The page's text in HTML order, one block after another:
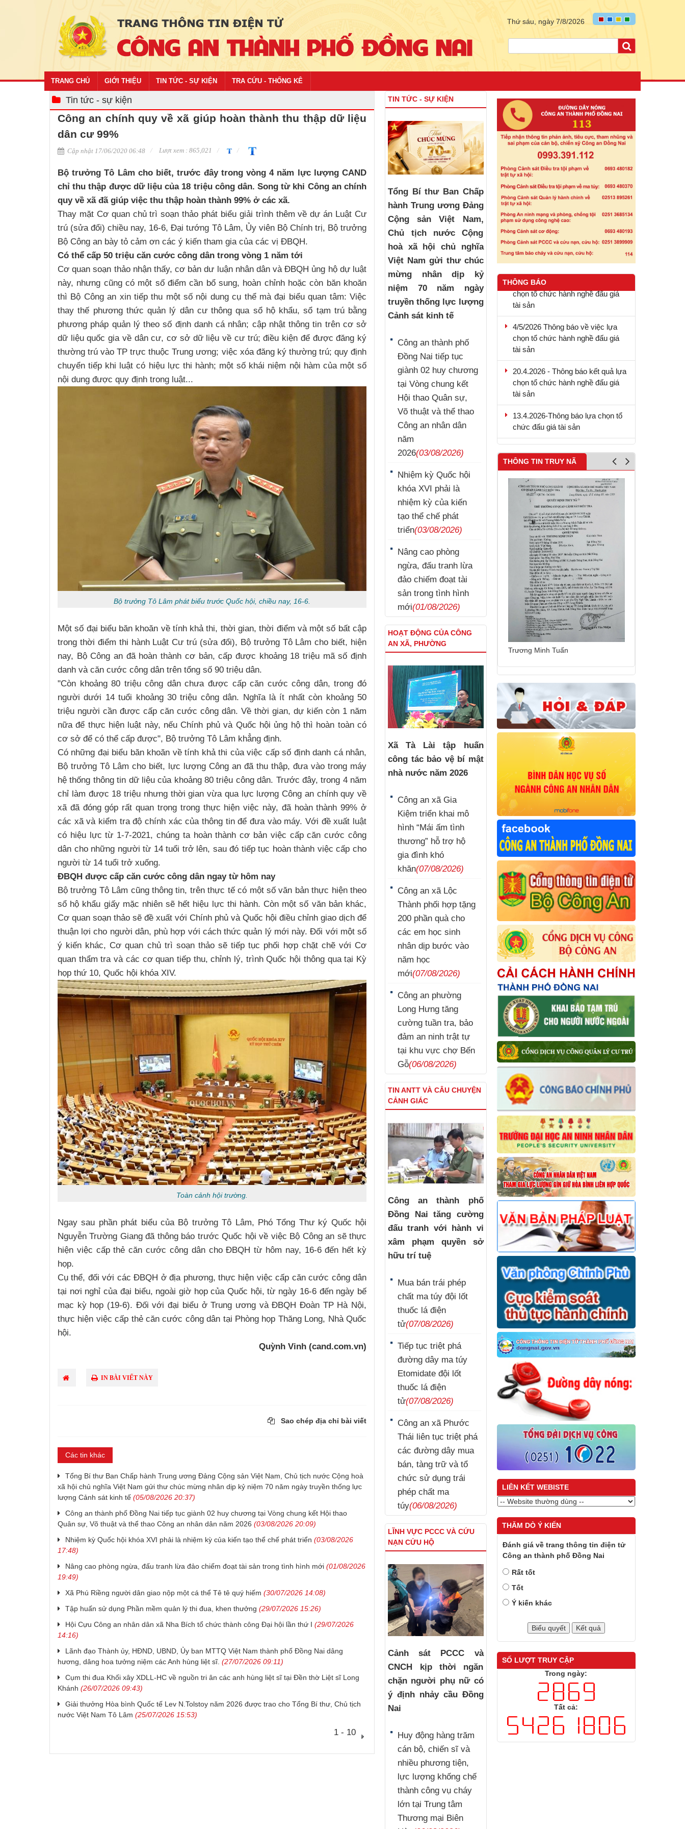
Thứ sáu, ngày 7/8/2026
TRANG CHỦ GIỚI THIỆU TIN TỨC - SỰ KIỆN TRA CỨU - THỐNG KÊ
Tin tức - sự kiện
Công an chính quy về xã giúp hoàn thành thu thập dữ liệu
dân cư 99%
Cập nhật 17/06/2020 06:48 Lượt xem : 865,021
Bộ trưởng Tô Lâm cho biết, trước đây trong vòng 4 năm lực lượng CAND
chỉ thu thập được dữ liệu của 18 triệu công dân. Song từ khi Công an chính
quy về xã đã giúp việc thu thập hoàn thành 99% ở các xã.
Thay mặt Cơ quan chủ trì soạn thảo phát biểu giải trình thêm về dự án Luật Cư
trú (sửa đổi) chiều nay, 16-6, Đại tướng Tô Lâm, Ủy viên Bộ Chính trị, Bộ trưởng
Bộ Công an bày tỏ cảm ơn các ý kiến tham gia của các vị ĐBQH.
Có thể cấp 50 triệu căn cước công dân trong vòng 1 năm tới
Cơ quan soạn thảo nhận thấy, cơ bản dư luận nhân dân và ĐBQH ủng hộ dự luật
này, nhưng cũng có một số điểm cần bổ sung, hoàn chỉnh hoặc còn băn khoăn
thì Bộ Công an xin tiếp thu một số nội dung cụ thể mà đại biểu quan tâm: Việc
thay thế phương thức quản lý dân cư thông qua sổ hộ khẩu, sổ tạm trú bằng
phương pháp quản lý theo số định danh cá nhân; cập nhật thông tin trên cơ sở
dữ liệu quốc gia về dân cư, cơ sở dữ liệu về cư trú; điều kiện để được đăng ký
thường trú vào TP trực thuộc Trung ương; việc xóa đăng ký thường trú; quy định
chuyển tiếp khi luật có hiệu lực thi hành; một số khái niệm nội hàm của một số
nội dung được quy định trong luật...
Bộ trưởng Tô Lâm phát biểu trước Quốc hội, chiều nay, 16-6.
Một số đại biểu băn khoăn về tính khả thi, thời gian, thời điểm và một số bất cập
trong thời điểm thi hành Luật Cư trú (sửa đổi), Bộ trưởng Tô Lâm cho biết, hiện
nay, Bộ Công an đã hoàn thành cơ bản, cấp được khoảng 18 triệu mã số định
danh và căn cước công dân trên tổng số 90 triệu dân.
"Còn khoảng 80 triệu công dân chưa được cấp căn cước công dân, trong đó
người dưới 14 tuổi khoảng 30 triệu công dân. Nghĩa là ít nhất còn khoảng 50
triệu người cần được cấp căn cước công dân. Về thời gian, dự kiến còn 1 năm
nữa để thực hiện luật này, nếu Chính phủ và Quốc hội ủng hộ thì hoàn toàn có
cơ sở để có thể cấp được", Bộ trưởng Tô Lâm khẳng định.
Có những đại biểu băn khoăn về tính khả thi của việc cấp số định danh cá nhân,
Bộ trưởng Tô Lâm cho biết, lực lượng Công an đã thu thập, đưa vào trong máy
hệ thống thông tin dữ liệu của khoảng 80 triệu công dân. Trước đây, trong 4 năm
chỉ làm được 18 triệu nhưng thời gian vừa qua lực lượng Công an chính quy về
xã đã đóng góp rất quan trọng trong thực hiện việc này, đã hoàn thành 99% ở
các xã và kiểm tra độ chính xác của thông tin để đưa vào máy. Với đề xuất luật
có hiệu lực từ 1-7-2021, chúng ta hoàn thành cơ bản việc cấp căn cước công
dân cho những người từ 14 tuổi trở lên, sau đó tiếp tục hoàn thành việc cấp cho
người từ 14 tuổi trở xuống.
ĐBQH được cấp căn cước công dân ngay từ hôm nay
Bộ trưởng Tô Lâm cũng thông tin, trên thực tế có một số văn bản thực hiện theo
sổ hộ khẩu giấy mặc nhiên sẽ hết hiệu lực thi hành. Còn một số văn bản khác,
Cơ quan soạn thảo sẽ đề xuất với Chính phủ và Quốc hội điều chỉnh giao dịch để
thuận lợi cho người dân, phù hợp với cách thức quản lý mới này. Đối với một số
ý kiến khác, Cơ quan chủ trì soạn thảo sẽ tiếp tục phối hợp chặt chẽ với Cơ
quan thẩm tra và các cơ quan tiếp thu, chỉnh lý, trình Quốc hội thông qua tại Kỳ
họp thứ 10, Quốc hội khóa XIV.
Toàn cảnh hội trường.
Ngay sau phần phát biểu của Bộ trưởng Tô Lâm, Phó Tổng Thư ký Quốc hội
Nguyễn Trường Giang đã thông báo trước Quốc hội về việc Bộ Công an sẽ thực
hiện việc cấp thẻ căn cước công dân cho ĐBQH từ hôm nay, 16-6 đến hết kỳ
họp.
Cụ thể, đối với các ĐBQH ở địa phương, thực hiện việc cấp căn cước công dân
tại nơi nghỉ của đại biểu, ngoài giờ họp của Quốc hội, từ ngày 16-6 đến ngày bế
mạc kỳ họp (19-6). Đối với đại biểu ở Trung ương và ĐBQH Đoàn TP Hà Nội,
thực hiện việc cấp thẻ căn cước công dân tại Phòng họp Thăng Long, Nhà Quốc
hội.
Quỳnh Vinh (cand.com.vn)
IN BÀI VIẾT NÀY
Sao chép địa chỉ bài viết
Các tin khác
Tổng Bí thư Ban Chấp hành Trung ương Đảng Cộng sản Việt Nam, Chủ tịch nước Cộng hoà
xã hội chủ nghĩa Việt Nam gửi thư chúc mừng nhân dịp kỷ niệm 70 năm ngày truyền thống lực
lượng Cảnh sát kinh tế (05/08/2026 20:37)
Công an thành phố Đồng Nai tiếp tục giành 02 huy chương tại Vòng chung kết Hội thao
Quân sự, Võ thuật và thể thao Công an nhân dân năm 2026 (03/08/2026 20:09)
Nhiệm kỳ Quốc hội khóa XVI phải là nhiệm kỳ của kiến tạo thể chế phát triển (03/08/2026
17:48)
Nâng cao phòng ngừa, đấu tranh lừa đảo chiếm đoạt tài sản trong tình hình mới (01/08/2026
19:49)
Xã Phú Riềng người dân giao nộp một cá thể Tê tê quý hiếm (30/07/2026 14:08)
Tập huấn sử dụng Phần mềm quản lý thi đua, khen thưởng (29/07/2026 15:26)
Hội Cựu Công an nhân dân xã Nha Bích tổ chức thành công Đại hội lần thứ I (29/07/2026
14:16)
Lãnh đạo Thành ủy, HĐND, UBND, Ủy ban MTTQ Việt Nam thành phố Đồng Nai dâng
hương, dâng hoa tưởng niệm các Anh hùng liệt sĩ. (27/07/2026 09:11)
Cụm thi đua Khối xây XDLL-HC về nguồn tri ân các anh hùng liệt sĩ tại Đền thờ Liệt sĩ Long
Khánh (26/07/2026 09:43)
Giải thưởng Hòa bình Quốc tế Lev N.Tolstoy năm 2026 được trao cho Tổng Bí thư, Chủ tịch
nước Việt Nam Tô Lâm (25/07/2026 15:53)
1 - 10
TIN TỨC - SỰ KIỆN
Tổng Bí thư Ban Chấp
hành Trung ương Đảng
Cộng sản Việt Nam,
Chủ tịch nước Cộng
hoà xã hội chủ nghĩa
Việt Nam gửi thư chúc
mừng nhân dịp kỷ
niệm 70 năm ngày
truyền thống lực lượng
Cảnh sát kinh tế
Công an thành phố
Đồng Nai tiếp tục
giành 02 huy chương
tại Vòng chung kết
Hội thao Quân sự,
Võ thuật và thể thao
Công an nhân dân
năm
2026(03/08/2026)
Nhiệm kỳ Quốc hội
khóa XVI phải là
nhiệm kỳ của kiến
tạo thể chế phát
triển(03/08/2026)
Nâng cao phòng
ngừa, đấu tranh lừa
đảo chiếm đoạt tài
sản trong tình hình
mới(01/08/2026)
HOẠT ĐỘNG CỦA CÔNG
AN XÃ, PHƯỜNG
Xã Tà Lài tập huấn
công tác bảo vệ bí mật
nhà nước năm 2026
Công an xã Gia
Kiệm triển khai mô
hình “Mái ấm tình
thương” hỗ trợ hộ
gia đình khó
khăn(07/08/2026)
Công an xã Lộc
Thành phối hợp tặng
200 phần quà cho
các em học sinh
nhân dịp bước vào
năm học
mới(07/08/2026)
Công an phường
Long Hưng tăng
cường tuần tra, bảo
đảm an ninh trật tự
tại khu vực chợ Bến
Gỗ(06/08/2026)
TIN ANTT VÀ CÂU CHUYỆN
CẢNH GIÁC
Công an thành phố
Đồng Nai tăng cường
đấu tranh với hành vi
xâm phạm quyền sở
hữu trí tuệ
Mua bán trái phép
chất ma túy đội lốt
thuốc lá điện
tử(07/08/2026)
Tiếp tục triệt phá
đường dây ma túy
Etomidate đội lốt
thuốc lá điện
tử(07/08/2026)
Công an xã Phước
Thái liên tục triệt phá
các đường dây mua
bán, tàng trữ và tổ
chức sử dụng trái
phép chất ma
túy(06/08/2026)
LĨNH VỰC PCCC VÀ CỨU
NẠN CỨU HỘ
Cảnh sát PCCC và
CNCH kịp thời ngăn
chặn người phụ nữ có
ý định nhảy cầu Đồng
Nai
Huy động hàng trăm
cán bộ, chiến sĩ và
nhiều phương tiện,
lực lượng khống chế
thành công vụ cháy
lớn tại Trung tâm
Thương mại Biên
THÔNG BÁO
9.5.2026 - Thông báo kết quả lựa
chọn tổ chức hành nghề đấu giá
tài sản
4/5/2026 Thông báo về việc lựa
chọn tổ chức hành nghề đấu giá
tài sản
20.4.2026 - Thông báo kết quả lựa
chọn tổ chức hành nghề đấu giá
tài sản
13.4.2026-Thông báo lựa chọn tổ
chức đấu giá tài sản
4.6.2026 - Thông báo mời thầu
THÔNG TIN TRUY NÃ
Nguyễn Sinh Dưỡng
Kim Tuấn
Lý Nam Hùng
Trương Minh Tuấn
LIÊN KẾT WEBISTE
THĂM DÒ Ý KIẾN
Đánh giá về trang thông tin điện tử
Công an thành phố Đồng Nai
Rất tốt
Tốt
Ý kiến khác
SỐ LƯỢT TRUY CẬP
Trong ngày:
Tất cả: